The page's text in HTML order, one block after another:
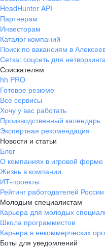
HeadHunter API
Партнерам
Инвесторам
Каталог компаний
Поиск по вакансиям в
Сетка: соцсеть для
Соискателям
hh PRO
Готовое резюме
Все сервисы
Хочу у вас работать
Производственный календарь
Экспертная рекомендация
Новости и статьи
Блог
О компаниях в игровой форме
Жизнь в компании
ИТ-проекты
Рейтинг работодателей России
Молодым специалистам
Карьера для молодых
Школа программистов
Карьера в некоммерческих
Боты для уведомлений